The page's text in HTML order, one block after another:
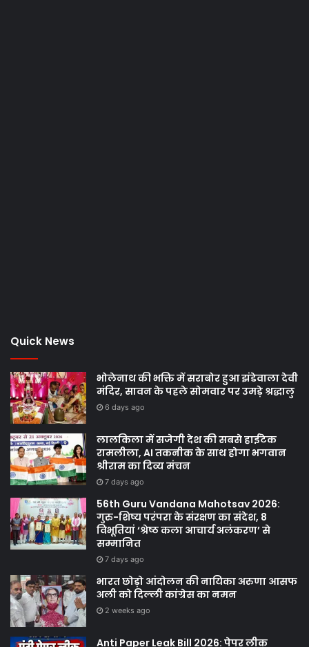
Quick News
भोलेनाथ की भक्ति में सराबोर हुआ झंडेवाला देवी
मंदिर, सावन के पहले सोमवार पर उमड़े श्रद्धालु
6 days ago
लालकिला में सजेगी देश की सबसे हाईटेक
रामलीला, AI तकनीक के साथ होगा भगवान
श्रीराम का दिव्य मंचन
7 days ago
56th Guru Vandana Mahotsav 2026:
गुरु-शिष्य परंपरा के संरक्षण का संदेश, 8
विभूतियां ‘श्रेष्ठ कला आचार्य अलंकरण’ से
सम्मानित
7 days ago
भारत छोड़ो आंदोलन की नायिका अरुणा आसफ
अली को दिल्ली कांग्रेस का नमन
2 weeks ago
Anti Paper Leak Bill 2026: पेपर लीक